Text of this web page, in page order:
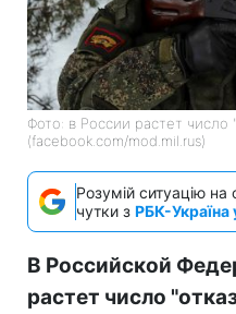
Фото: в России растет число
(facebook.com/mod.mil.rus)
Розумій ситуацію на
чутки з РБК-Україна
В Российской
растет число